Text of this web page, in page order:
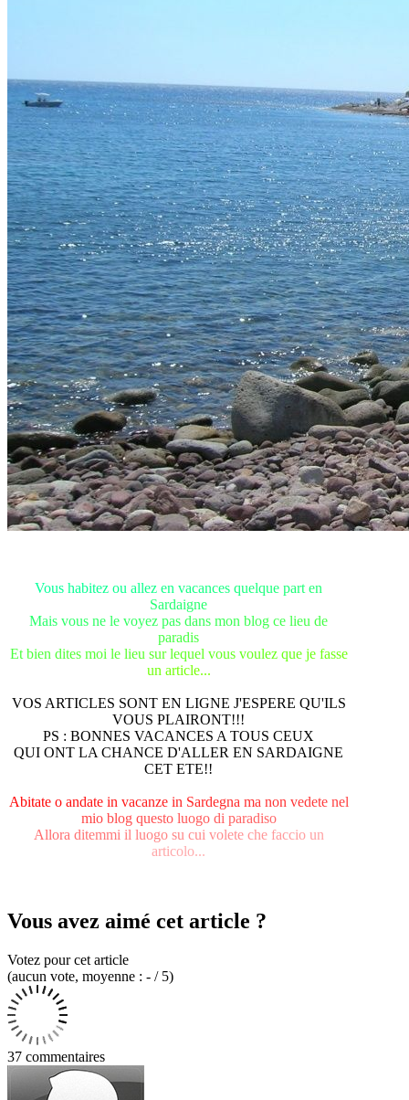
Vous habitez ou allez en vacances quelque part en
Sardaigne
Mais vous ne le voyez pas dans mon blog ce lieu de
paradis
Et bien dites moi le lieu surlequel vous voulez queje fasse
un article...
VOS ARTICLES SONT EN LIGNE J'ESPERE QU'ILS
VOUS PLAIRONT!!!
PS : BONNES VACANCES A TOUS CEUX
QUI ONT LA CHANCE D'ALLER EN SARDAIGNE
CET ETE!!
Abitate o andate in vacanze in Sardegna ma non vedete nel
mio blog questo luogo di paradiso
Allora ditemmi il luogo su cui volete che faccio un
articolo...
Vous avez aimé cet article ?
Votez pour cet article
(aucun vote, moyenne : - / 5)
37 commentaires